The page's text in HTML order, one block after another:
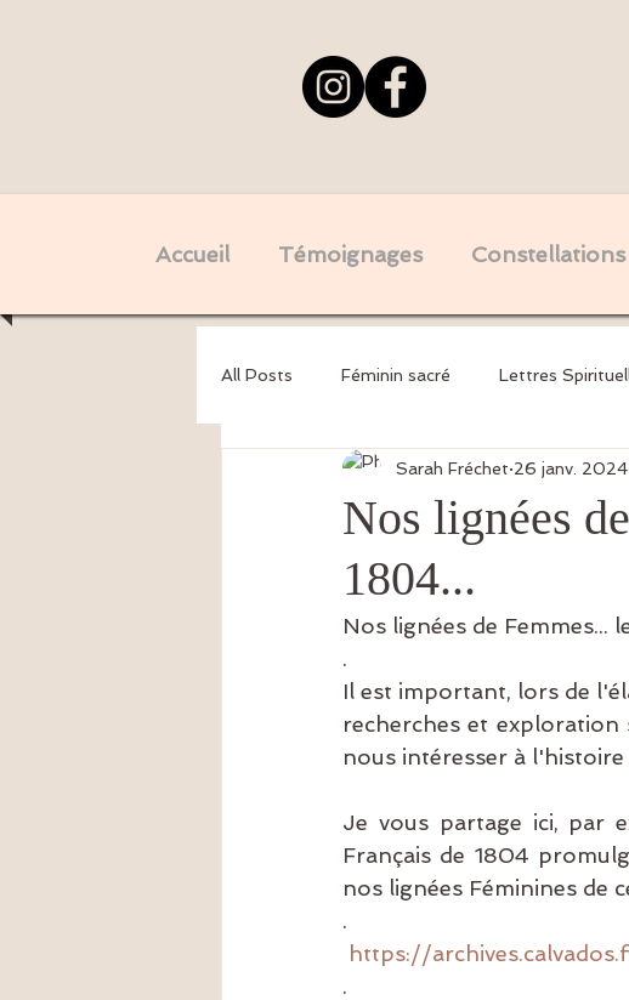
Accueil Témoignages
All Posts Féminin sacré Lettres
Psychogénéalogie - Mémoires transgé
épigénétique
Nos lignées
1804...
Sarah Fréchet 26 janv. 2024
Nos lignées de Femmes...
.
Il est important, lors de
recherches et exploration
nous intéresser à l'histoire
Je vous partage ici, par
Français de 1804
nos lignées Féminines de
.
https://
.